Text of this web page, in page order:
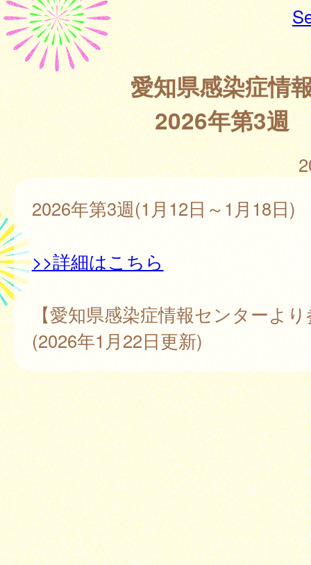
愛知県感染症情
2026年第3週
2026年第3週(1月12日～1月18日)
>>詳細はこちら
【愛知県感染症情報センターよ
(2026年1月22日更新)